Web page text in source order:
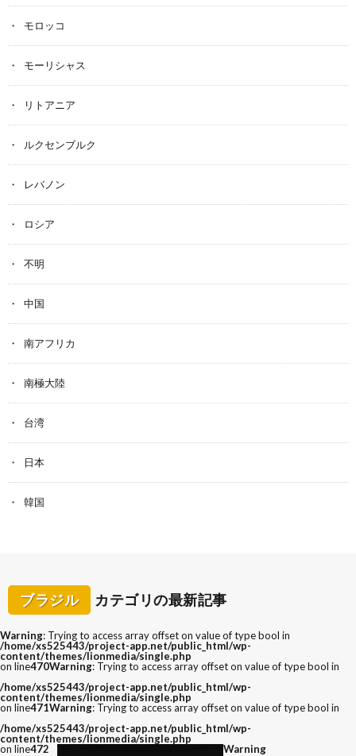
モロッコ
モーリシャス
リトアニア
ルクセンブルク
レバノン
ロシア
不明
中国
南アフリカ
南極大陸
台湾
日本
韓国
ブラジル カテゴリの最新記事
Warning: Trying to access array offset on value of type bool in
/home/xs525443/project-app.net/public_html/wp-
content/themes/lionmedia/single.php
on line470Warning: Trying to access array offset on value of type bool in
/home/xs525443/project-app.net/public_html/wp-
content/themes/lionmedia/single.php
on line471Warning: Trying to access array offset on value of type bool in
/home/xs525443/project-app.net/public_html/wp-
content/themes/lionmedia/single.php
on line472 Warning